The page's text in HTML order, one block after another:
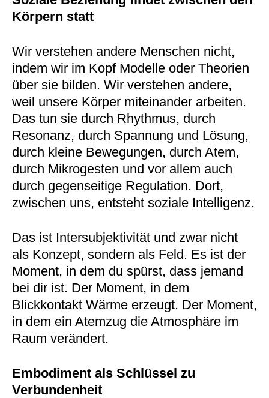
Körpern statt
Wir verstehen andere Menschen nicht,
indem wir im Kopf Modelle oder Theorien
über sie bilden. Wir verstehen andere,
weil unsere Körper miteinander arbeiten.
Das tun sie durch Rhythmus, durch
Resonanz, durch Spannung und Lösung,
durch kleine Bewegungen, durch Atem,
durch Mikrogesten und vor allem auch
durch gegenseitige Regulation. Dort,
zwischen uns, entsteht soziale Intelligenz.
Das ist Intersubjektivität und zwar nicht
als Konzept, sondern als Feld. Es ist der
Moment, in dem du spürst, dass jemand
bei dir ist. Der Moment, in dem
Blickkontakt Wärme erzeugt. Der Moment,
in dem ein Atemzug die Atmosphäre im
Raum verändert.
Embodiment als Schlüssel zu
Verbundenheit